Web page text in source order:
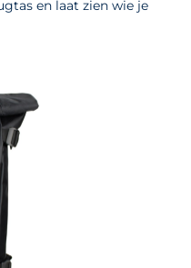
en laat zien wie je